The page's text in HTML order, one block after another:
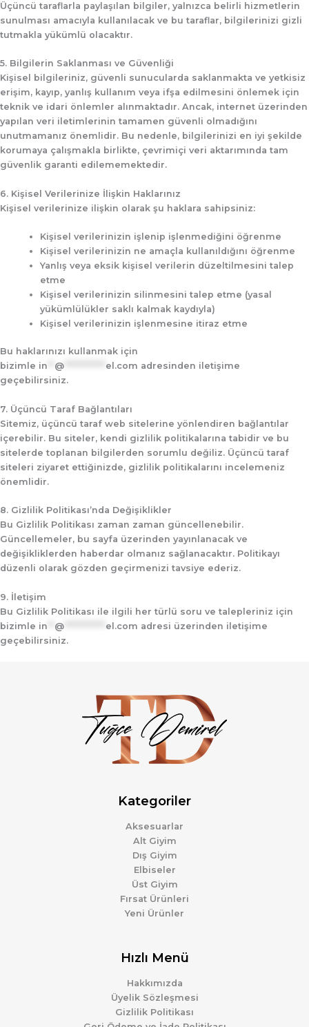
Üçüncü taraflarla paylaşılan bilgiler, yalnızca belirli hizmetlerin
sunulması amacıyla kullanılacak ve bu taraflar, bilgilerinizi gizli
tutmakla yükümlü olacaktır.
5. Bilgilerin Saklanması ve Güvenliği
Kişisel bilgileriniz, güvenli sunucularda saklanmakta ve yetkisiz
erişim, kayıp, yanlış kullanım veya ifşa edilmesini önlemek için
teknik ve idari önlemler alınmaktadır. Ancak, internet üzerinden
yapılan veri iletimlerinin tamamen güvenli olmadığını
unutmamanız önemlidir. Bu nedenle, bilgilerinizi en iyi şekilde
korumaya çalışmakla birlikte, çevrimiçi veri aktarımında tam
güvenlik garanti edilememektedir.
6. Kişisel Verilerinize İlişkin Haklarınız
Kişisel verilerinize ilişkin olarak şu haklara sahipsiniz:
Kişisel verilerinizin işlenip işlenmediğini öğrenme
Kişisel verilerinizin ne amaçla kullanıldığını öğrenme
Yanlış veya eksik kişisel verilerin düzeltilmesini talep
etme
Kişisel verilerinizin silinmesini talep etme (yasal
yükümlülükler saklı kalmak kaydıyla)
Kişisel verilerinizin işlenmesine itiraz etme
Bu haklarınızı kullanmak için
bizimle in @ el.com adresinden iletişime
geçebilirsiniz.
7. Üçüncü Taraf Bağlantıları
Sitemiz, üçüncü taraf web sitelerine yönlendiren bağlantılar
içerebilir. Bu siteler, kendi gizlilik politikalarına tabidir ve bu
sitelerde toplanan bilgilerden sorumlu değiliz. Üçüncü taraf
siteleri ziyaret ettiğinizde, gizlilik politikalarını incelemeniz
önemlidir.
8. Gizlilik Politikası’nda Değişiklikler
Bu Gizlilik Politikası zaman zaman güncellenebilir.
Güncellemeler, bu sayfa üzerinden yayınlanacak ve
değişikliklerden haberdar olmanız sağlanacaktır. Politikayı
düzenli olarak gözden geçirmenizi tavsiye ederiz.
9. İletişim
Bu Gizlilik Politikası ile ilgili her türlü soru ve talepleriniz için
bizimle in @ el.com adresi üzerinden iletişime
geçebilirsiniz.
Kategoriler
Aksesuarlar
Alt Giyim
Dış Giyim
Elbiseler
Üst Giyim
Fırsat Ürünleri
Yeni Ürünler
Hızlı Menü
Hakkımızda
Üyelik Sözleşmesi
Gizlilik Politikası